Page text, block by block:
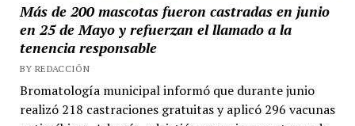
Más de 200 mascotas fueron castradas en junio
en 25 de Mayo y refuerzan el llamado a la
tenencia responsable
BY REDACCIÓN
Bromatología municipal informó que durante junio
realizó 218 castraciones gratuitas y aplicó 296 vacunas